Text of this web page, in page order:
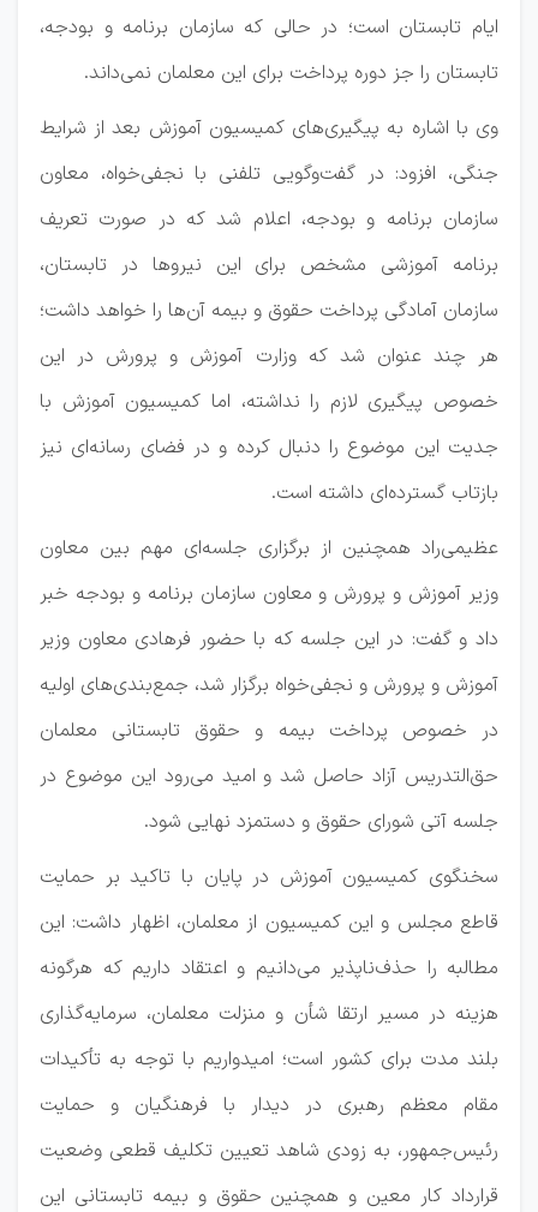
ایام تابستان است؛ در حالی که سازمان برنامه و بودجه،
تابستان را جز دوره پرداخت برای این معلمان نمی‌داند.
وی با اشاره به پیگیری‌های کمیسیون آموزش بعد از شرایط
جنگی، افزود: در گفت‌وگویی تلفنی با نجفی‌خواه، معاون
سازمان برنامه و بودجه، اعلام شد که در صورت تعریف
برنامه آموزشی مشخص برای این نیروها در تابستان،
سازمان آمادگی پرداخت حقوق و بیمه آن‌ها را خواهد داشت؛
هر چند عنوان شد که وزارت آموزش و پرورش در این
خصوص پیگیری لازم را نداشته، اما کمیسیون آموزش با
جدیت این موضوع را دنبال کرده و در فضای رسانه‌ای نیز
بازتاب گسترده‌ای داشته است.
عظیمی‌راد همچنین از برگزاری جلسه‌ای مهم بین معاون
وزیر آموزش و پرورش و معاون سازمان برنامه و بودجه خبر
داد و گفت: در این جلسه که با حضور فرهادی معاون وزیر
آموزش و پرورش و نجفی‌خواه برگزار شد، جمع‌بندی‌های اولیه
در خصوص پرداخت بیمه و حقوق تابستانی معلمان
حق‌التدریس آزاد حاصل شد و امید می‌رود این موضوع در
جلسه آتی شورای حقوق و دستمزد نهایی شود.
سخنگوی کمیسیون آموزش در پایان با تاکید بر حمایت
قاطع مجلس و این کمیسیون از معلمان، اظهار داشت: این
مطالبه را حذف‌ناپذیر می‌دانیم و اعتقاد داریم که هرگونه
هزینه در مسیر ارتقا شأن و منزلت معلمان، سرمایه‌گذاری
بلند مدت برای کشور است؛ امیدواریم با توجه به تأکیدات
مقام معظم رهبری در دیدار با فرهنگیان و حمایت
رئیس‌جمهور، به زودی شاهد تعیین تکلیف قطعی وضعیت
قرارداد کار معین و همچنین حقوق و بیمه تابستانی این